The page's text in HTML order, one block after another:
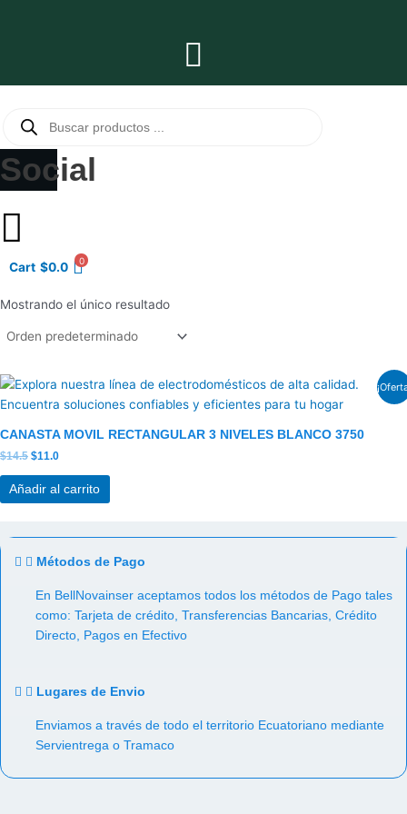
Main
Menu
productos
Social
Cart $0.0 0
Mostrando el único resultado
CANASTA MOVIL RECTANGULAR 3 NIVELES BLANCO 3750
$14.5
El
precio
original
$14.5.
$11.0
El
actual
$11.0.
Añadir al carrito
Métodos de Pago
En BellNovainser aceptamos todos los métodos de Pago tales
como: Tarjeta de crédito, Transferencias Bancarias, Crédito
Directo, Pagos en Efectivo
Lugares de Envio
Enviamos a través de todo el territorio Ecuatoriano mediante
Servientrega o Tramaco